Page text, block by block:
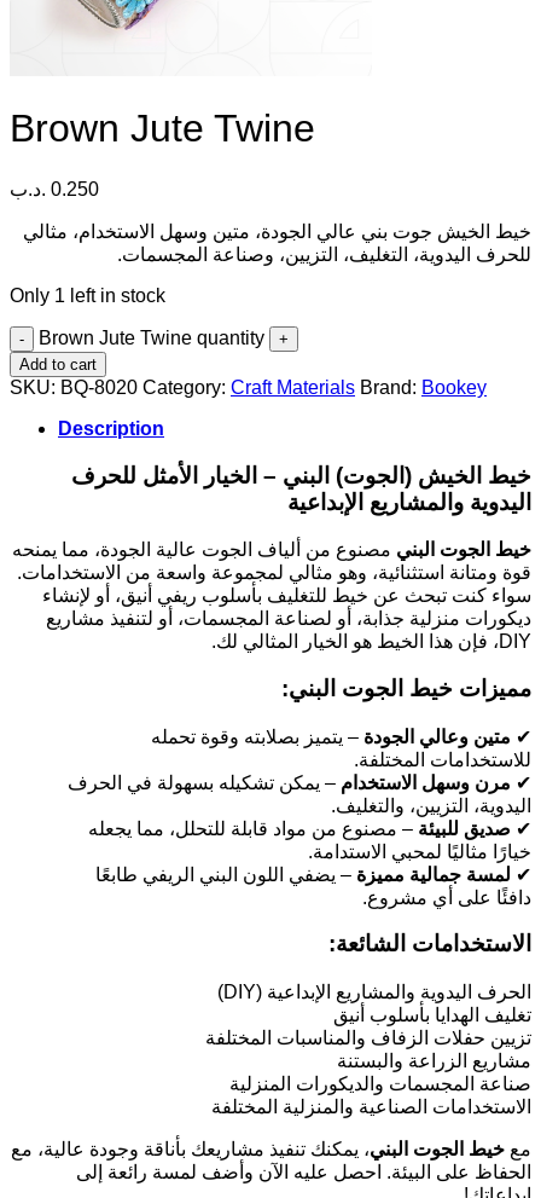
Brown Jute Twine
0.250 .د.ب
خيط الخيش جوت بني عالي الجودة، متين وسهل الاستخدام، مثالي
للحرف اليدوية، التغليف، التزيين، وصناعة المجسمات.
Only 1 left in stock
Brown Jute Twine quantity
Add to cart
SKU: BQ-8020 Category: Craft Materials Brand: Bookey
Description
خيط الخيش (الجوت) البني – الخيار الأمثل للحرف
اليدوية والمشاريع الإبداعية
خيط الجوت البني مصنوع من ألياف الجوت عالية الجودة، مما يمنحه
قوة ومتانة استثنائية، وهو مثالي لمجموعة واسعة من الاستخدامات.
سواء كنت تبحث عن خيط للتغليف بأسلوب ريفي أنيق، أو لإنشاء
ديكورات منزلية جذابة، أو لصناعة المجسمات، أو لتنفيذ مشاريع
DIY، فإن هذا الخيط هو الخيار المثالي لك.
مميزات خيط الجوت البني:
✔ متين وعالي الجودة – يتميز بصلابته وقوة تحمله
للاستخدامات المختلفة.
✔ مرن وسهل الاستخدام – يمكن تشكيله بسهولة في الحرف
اليدوية، التزيين، والتغليف.
✔ صديق للبيئة – مصنوع من مواد قابلة للتحلل، مما يجعله
خيارًا مثاليًا لمحبي الاستدامة.
✔ لمسة جمالية مميزة – يضفي اللون البني الريفي طابعًا
دافئًا على أي مشروع.
الاستخدامات الشائعة:
الحرف اليدوية والمشاريع الإبداعية (DIY)
تغليف الهدايا بأسلوب أنيق
تزيين حفلات الزفاف والمناسبات المختلفة
مشاريع الزراعة والبستنة
صناعة المجسمات والديكورات المنزلية
الاستخدامات الصناعية والمنزلية المختلفة
مع خيط الجوت البني، يمكنك تنفيذ مشاريعك بأناقة وجودة عالية، مع
الحفاظ على البيئة. احصل عليه الآن وأضف لمسة رائعة إلى